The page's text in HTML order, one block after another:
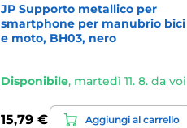
JP Supporto metallico per
smartphone per manubrio bici
e moto, BH03, nero
Disponibile, martedì 11. 8. da voi
15,79 € Aggiungi al carrello